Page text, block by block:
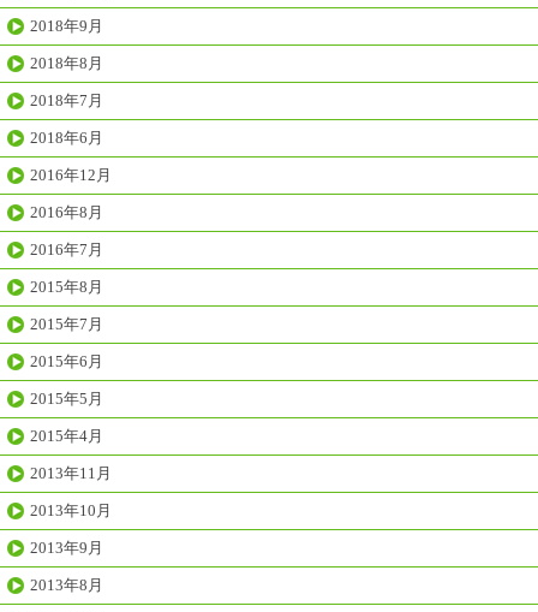
2018年9月
2018年8月
2018年7月
2018年6月
2016年12月
2016年8月
2016年7月
2015年8月
2015年7月
2015年6月
2015年5月
2015年4月
2013年11月
2013年10月
2013年9月
2013年8月